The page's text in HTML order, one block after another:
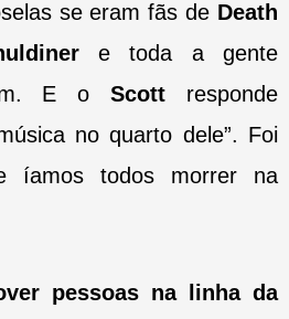
se eram fãs de Death
e toda a gente
E oScott responde
no quarto dele”. Foi
íamos todos morrer na
pessoas na linha da